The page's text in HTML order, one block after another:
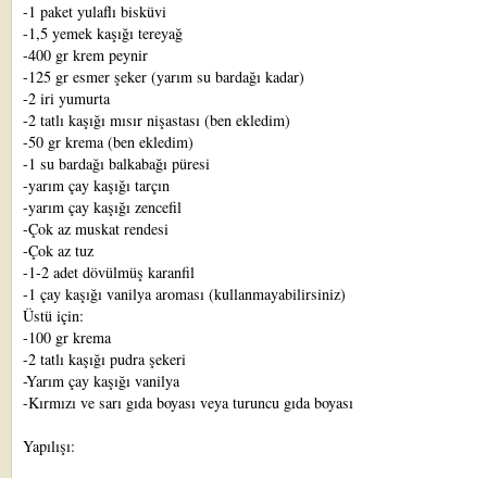
-1 paket yulaflı bisküvi
-1,5 yemek kaşığı tereyağ
-400 gr krem peynir
-125 gr esmer şeker (yarım su bardağı kadar)
-2 iri yumurta
-2 tatlı kaşığı mısır nişastası (ben ekledim)
-50 gr krema (ben ekledim)
-1 su bardağı balkabağı püresi
-yarım çay kaşığı tarçın
-yarım çay kaşığı zencefil
-Çok az muskat rendesi
-Çok az tuz
-1-2 adet dövülmüş karanfil
-1 çay kaşığı vanilya aroması (kullanmayabilirsiniz)
Üstü için:
-100 gr krema
-2 tatlı kaşığı pudra şekeri
-Yarım çay kaşığı vanilya
-Kırmızı ve sarı gıda boyası veya turuncu gıda boyası
Yapılışı: